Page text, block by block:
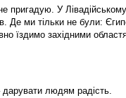
пригадую. У
Де ми тільки не були:
їздимо західними
людям радість.